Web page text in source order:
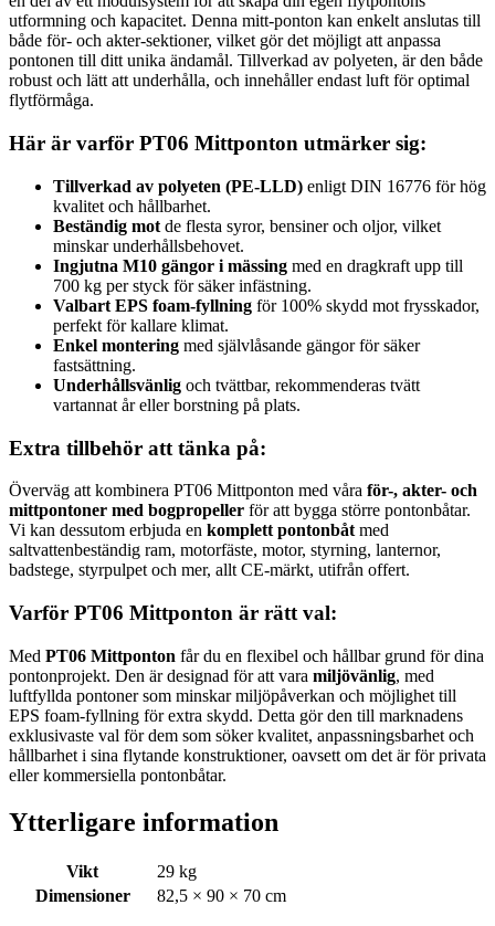
utformning och kapacitet. Denna mitt-ponton kan enkelt anslutas till
både för- och akter-sektioner, vilket gör det möjligt att anpassa
pontonen till ditt unika ändamål. Tillverkad av polyeten, är den både
robust och lätt att underhålla, och innehåller endast luft för optimal
flytförmåga.
Här är varför PT06 Mittponton utmärker sig:
Tillverkad av polyeten (PE-LLD) enligt DIN 16776 för hög
kvalitet och hållbarhet.
Beständig mot de flesta syror, bensiner och oljor, vilket
minskar underhållsbehovet.
Ingjutna M10 gängor i mässing med en dragkraft upp till
700 kg per styck för säker infästning.
Valbart EPS foam-fyllning för 100% skydd mot frysskador,
perfekt för kallare klimat.
Enkel montering med självlåsande gängor för säker
fastsättning.
Underhållsvänlig och tvättbar, rekommenderas tvätt
vartannat år eller borstning på plats.
Extra tillbehör att tänka på:
Överväg att kombinera PT06 Mittponton med våra för-, akter- och
mittpontoner med bogpropeller för att bygga större pontonbåtar.
Vi kan dessutom erbjuda en komplett pontonbåt med
saltvattenbeständig ram, motorfäste, motor, styrning, lanternor,
badstege, styrpulpet och mer, allt CE-märkt, utifrån offert.
Varför PT06 Mittponton är rätt val:
Med PT06 Mittponton får du en flexibel och hållbar grund för dina
pontonprojekt. Den är designad för att vara miljövänlig, med
luftfyllda pontoner som minskar miljöpåverkan och möjlighet till
EPS foam-fyllning för extra skydd. Detta gör den till marknadens
exklusivaste val för dem som söker kvalitet, anpassningsbarhet och
hållbarhet i sina flytande konstruktioner, oavsett om det är för privata
eller kommersiella pontonbåtar.
Ytterligare information
Vikt
29 kg
Dimensioner
82,5 × 90 × 70 cm